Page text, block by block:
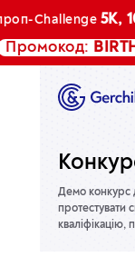
Challenge5K,
Демо конкурс
протестувати
кваліфікацію,